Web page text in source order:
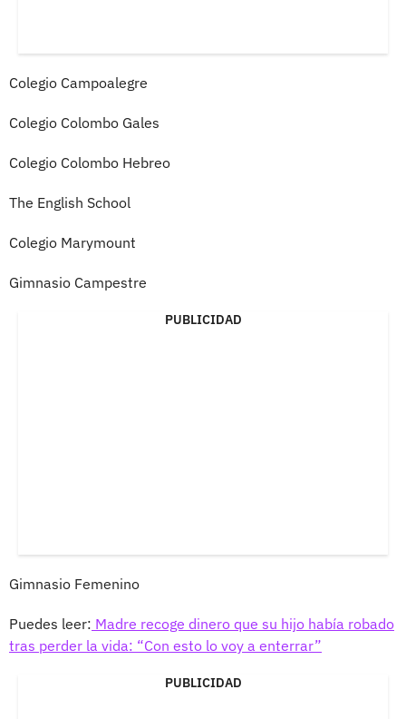
Colegio Campoalegre
Colegio Colombo Gales
Colegio Colombo Hebreo
The English School
Colegio Marymount
Gimnasio Campestre
PUBLICIDAD
Gimnasio Femenino
Puedes leer: Madre recoge dinero que su hijo había robado
tras perder la vida: “Con esto lo voy a enterrar”
PUBLICIDAD